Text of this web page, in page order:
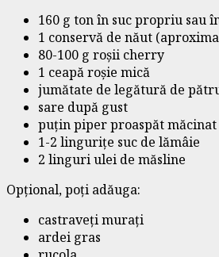
160 g ton în suc propriu sau
1 conservă de năut
80-100 g roșii cherry
1 ceapă roșie mică
jumătate de legătură de
sare după gust
puțin piper proaspăt măcinat
1-2 lingurițe suc de lămâie
2 linguri ulei de măsline
Opțional, poți adăuga:
castraveți murați
ardei gras